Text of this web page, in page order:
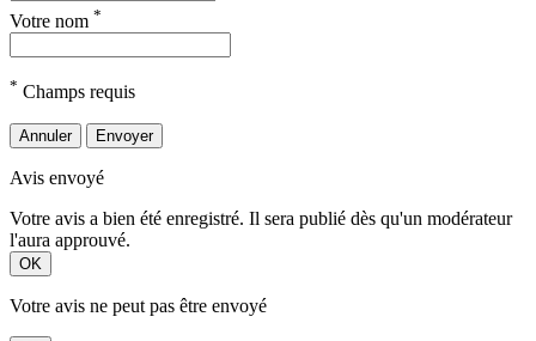
Votre nom *
* Champs requis
Annuler Envoyer
Avis envoyé
Votre avis a bien été enregistré. Il sera publié dès qu'un modérateur
l'aura approuvé.
OK
Votre avis ne peut pas être envoyé